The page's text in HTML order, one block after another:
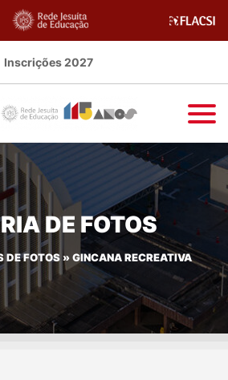
Inscrições 2027
DE FOTOS
DE FOTOS» GINCANA RECREATIVA